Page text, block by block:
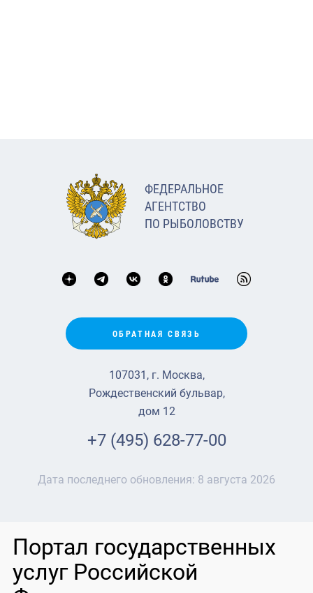
ФЕДЕРАЛЬНОЕ
АГЕНТСТВО
ПО РЫБОЛОВСТВУ
ОБРАТНАЯ СВЯЗЬ
107031, г. Москва,
Рождественский бульвар,
дом 12
+7 (495) 628-77-00
Дата последнего обновления: 8 августа 2026
Портал государственных
услуг Российской